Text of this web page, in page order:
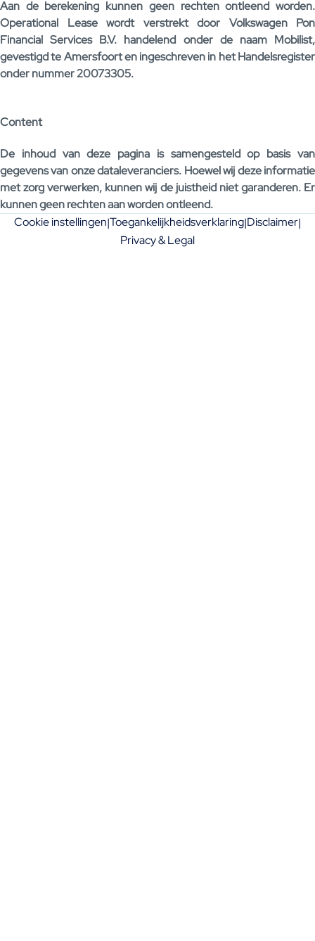
Aan de berekening kunnen geen rechten ontleend worden.
Operational Lease wordt verstrekt door Volkswagen Pon
Financial Services B.V. handelend onder de naam Mobilist,
gevestigd te Amersfoort en ingeschreven in het Handelsregister
onder nummer 20073305.
Content
De inhoud van deze pagina is samengesteld op basis van
gegevens van onze dataleveranciers. Hoewel wij deze informatie
met zorg verwerken, kunnen wij de juistheid niet garanderen. Er
kunnen geen rechten aan worden ontleend.
Cookie instellingen|Toegankelijkheidsverklaring|Disclaimer|
Privacy & Legal